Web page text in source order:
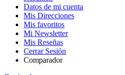
Datos de mi cuenta
Mis Direcciones
Mis favoritos
Mi Newsletter
Mis Reseñas
Cerrar Sesión
Comparador